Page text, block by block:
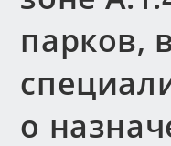
парков,
о